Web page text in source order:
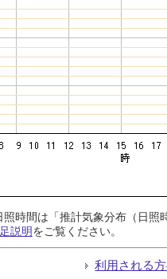
時間は「推計気象分布（日
説明をご覧ください。
利用される